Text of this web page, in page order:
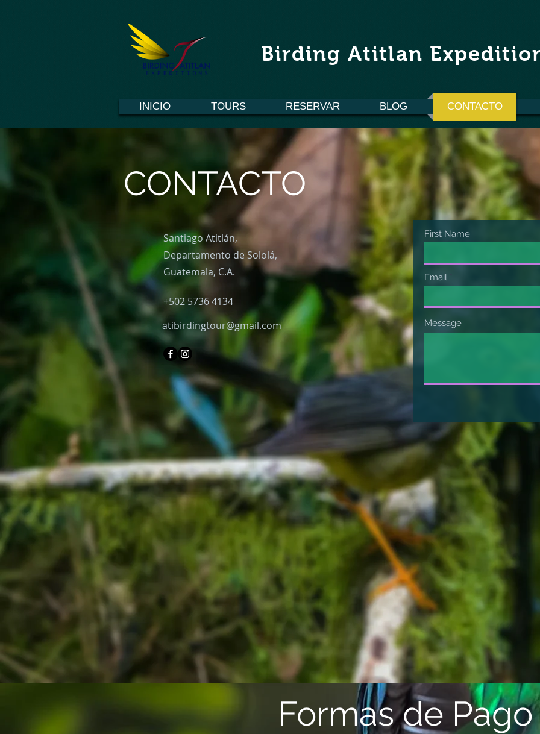
Birding Atitlan
INICIO TOURS RESERVAR BLOG CONTACTO
CONTACTO
Santiago Atitlán,
Departamento de Sololá,
Guatemala, C.A.
+502 5736 4134
atibirdingtour@gmail.com
First Name
Email
Message
Formas de Pago